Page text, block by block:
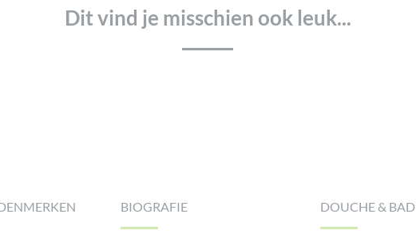
Dit vind je misschien ook leuk...
BIOGRAFIE DOUCHE & BAD